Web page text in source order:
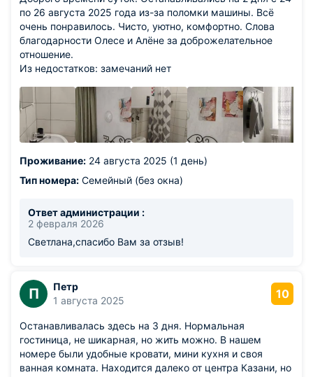
по 26 августа 2025 года из-за поломки машины. Всё
очень понравилось. Чисто, уютно, комфортно. Слова
благодарности Олесе и Алёне за доброжелательное
отношение.
Из недостатков: замечаний нет
Проживание: 24 августа 2025 (1 день)
Тип номера: Семейный (без окна)
Ответ администрации :
2 февраля 2026
Светлана,спасибо Вам за отзыв!
П
Петр
1 августа 2025
10
Останавливалась здесь на 3 дня. Нормальная
гостиница, не шикарная, но жить можно. В нашем
номере были удобные кровати, мини кухня и своя
ванная комната. Находится далеко от центра Казани, но